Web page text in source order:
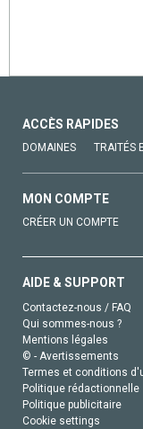
ACCÈS RAPIDES
DOMAINES TRAITÉS
MON COMPTE
CRÉER UN COMPTE
AIDE & SUPPORT
Contactez-nous / FAQ
Qui sommes-nous ?
Mentions légales
© - Avertissements
Termes et conditions
Politique rédactionnelle
Politique publicitaire
Cookie settings